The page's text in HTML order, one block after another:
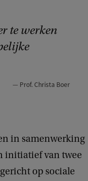
te werken
Prof. Christa Boer
in samenwerking
initiatief van twee
op sociale